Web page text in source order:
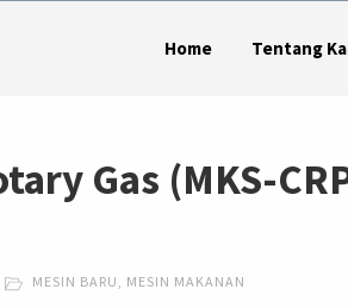
Home Tentang
Gas (MKS-
MESIN BARU, MESIN MAKANAN